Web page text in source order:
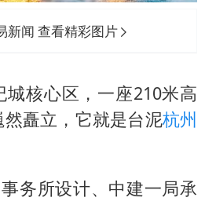
新闻 查看精彩图片
城核心区，一座210米高
矗立，它就是台泥杭州
务所设计、中建一局承